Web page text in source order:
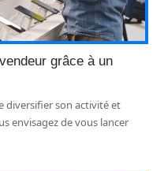
grâce à un
diversifier son activité et
envisagez de vous lancer